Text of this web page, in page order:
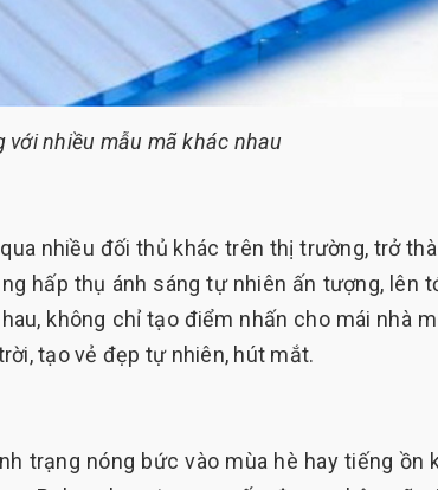
với nhiều mẫu mã khác nhau
nhiều đối thủ khác trên thị trường, trở
hấp thụ ánh sáng tự nhiên ấn tượng, lên
không chỉ tạo điểm nhấn cho mái nhà
tạo vẻ đẹp tự nhiên, hút mắt.
trạng nóng bức vào mùa hè hay tiếng ồn